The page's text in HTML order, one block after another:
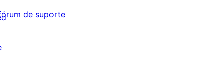
de suporte